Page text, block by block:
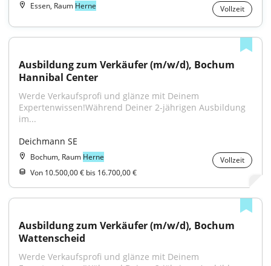
Essen, Raum Herne Vollzeit
Ausbildung zum Verkäufer (m/w/d), Bochum
Hannibal Center
Werde Verkaufsprofi und glänze mit Deinem
Expertenwissen!Während Deiner 2-jährigen Ausbildung
im...
Deichmann SE
Bochum, Raum Herne
Vollzeit
Von 10.500,00 € bis 16.700,00 €
Ausbildung zum Verkäufer (m/w/d), Bochum
Wattenscheid
Werde Verkaufsprofi und glänze mit Deinem